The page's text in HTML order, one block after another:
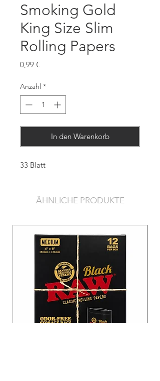
Smoking Gold
King Size Slim
Rolling Papers
0,99 €Preis
Anzahl *
In den Warenkorb
33 Blatt
ÄHNLICHE PRODUKTE